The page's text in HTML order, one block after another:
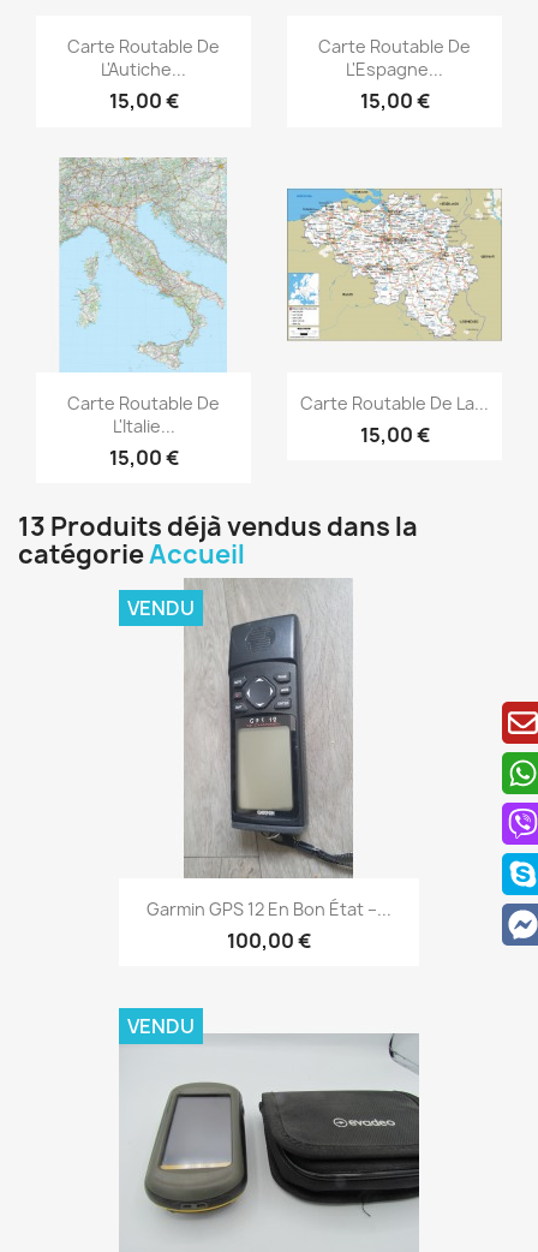
Aperçu rapide
Carte Routable De
L'Autiche...
15,00 €
Aperçu rapide
Carte Routable De
L'Espagne...
15,00 €
Aperçu rapide
Carte Routable De
L'Italie...
15,00 €
Aperçu rapide
Carte Routable De La...
15,00 €
13 Produits déjà vendus dans la
catégorieAccueil
Aperçu rapide
Garmin GPS 12 En Bon État –...
100,00 €
VENDU
VENDU